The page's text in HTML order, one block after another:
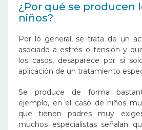
¿Por qué se producen
niños?
Por lo general, se trata de un
asociado a estrés o tensión y
los casos, desaparece por sí
aplicación de un tratamiento
Se produce de forma
ejemplo, en el caso de niños
que tienen padres muy
muchos especialistas señalan